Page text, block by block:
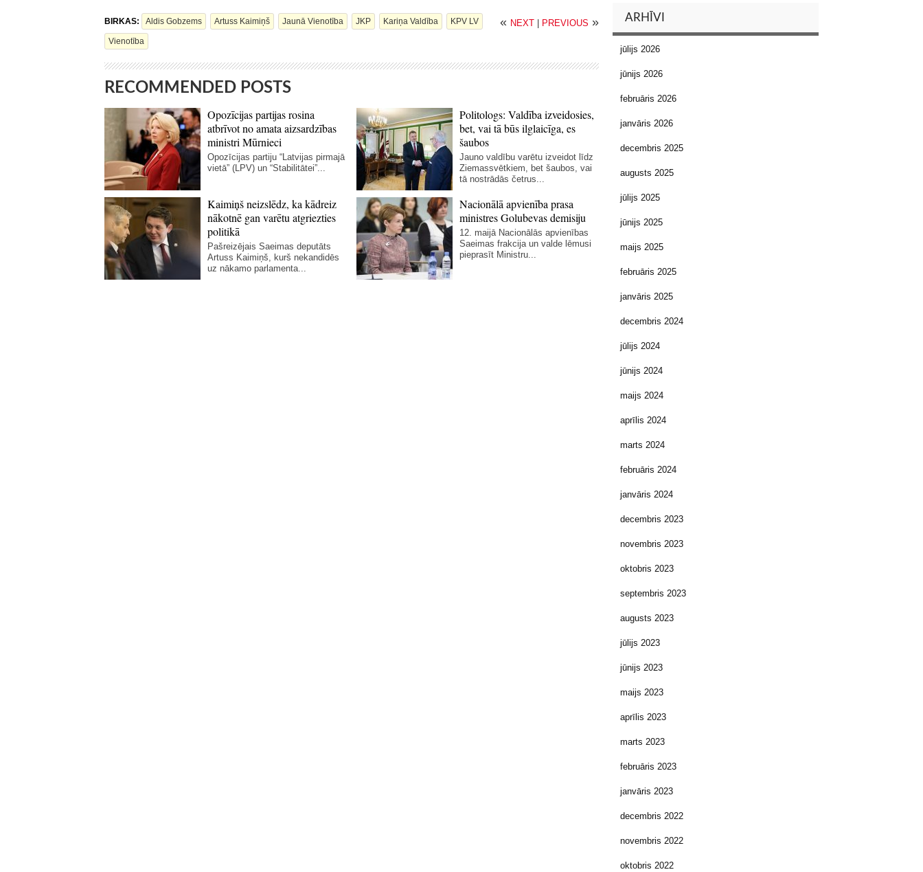
BIRKAS: Aldis Gobzems Artuss Kaimiņš Jaunā Vienotība JKP Kariņa Valdība KPV LV
Vienotība
« NEXT PREVIOUS »
RECOMMENDED POSTS
Opozīcijas partijas rosina
atbrīvot no amata aizsardzības
ministri Mūrnieci
Opozīcijas partiju “Latvijas pirmajā
vietā” (LPV) un “Stabilitātei”...
Politologs: Valdība izveidosies,
bet, vai tā būs ilglaicīga, es
šaubos
Jauno valdību varētu izveidot līdz
Ziemassvētkiem, bet šaubos, vai
tā nostrādās četrus...
Kaimiņš neizslēdz, ka kādreiz
nākotnē gan varētu atgriezties
politikā
Pašreizējais Saeimas deputāts
Artuss Kaimiņš, kurš nekandidēs
uz nākamo parlamenta...
Nacionālā apvienība prasa
ministres Golubevas demisiju
12. maijā Nacionālās apvienības
Saeimas frakcija un valde lēmusi
pieprasīt Ministru...
ARHĪVI
jūlijs 2026
jūnijs 2026
februāris 2026
janvāris 2026
decembris 2025
augusts 2025
jūlijs 2025
jūnijs 2025
maijs 2025
februāris 2025
janvāris 2025
decembris 2024
jūlijs 2024
jūnijs 2024
maijs 2024
aprīlis 2024
marts 2024
februāris 2024
janvāris 2024
decembris 2023
novembris 2023
oktobris 2023
septembris 2023
augusts 2023
jūlijs 2023
jūnijs 2023
maijs 2023
aprīlis 2023
marts 2023
februāris 2023
janvāris 2023
decembris 2022
novembris 2022
oktobris 2022